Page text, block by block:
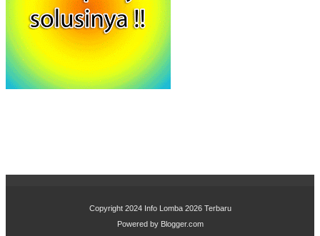
Copyright 2024 Info Lomba 2026 Terbaru
Powered by Blogger.com